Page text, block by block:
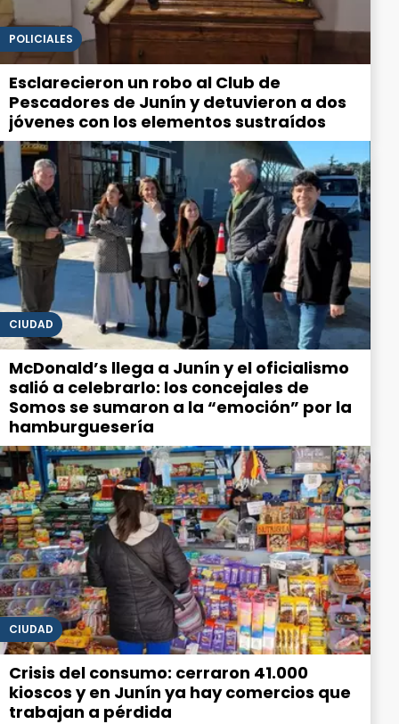
POLICIALES
Esclarecieron un robo al Club de
Pescadores de Junín y detuvieron a dos
jóvenes con los elementos sustraídos
CIUDAD
McDonald’s llega a Junín y el oficialismo
salió a celebrarlo: los concejales de
Somos se sumaron a la “emoción” por la
hamburguesería
CIUDAD
Crisis del consumo: cerraron 41.000
kioscos y en Junín ya hay comercios que
trabajan a pérdida